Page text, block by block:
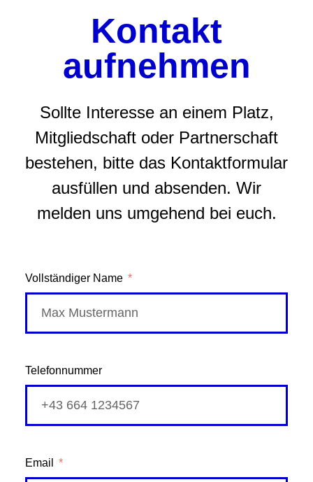
Kontakt
aufnehmen
Sollte Interesse an einem Platz,
Mitgliedschaft oder Partnerschaft
bestehen, bitte das Kontaktformular
ausfüllen und absenden. Wir
melden uns umgehend bei euch.
Vollständiger Name
Telefonnummer
Email